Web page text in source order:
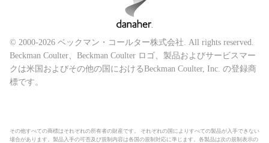
© 2000-2026 ベックマン・コールター株式会社. All rights reserved.
Beckman Coulter、Beckman Coulter ロゴ、製品およびサービスマー
クは米国およびその他の国におけるBeckman Coulter, Inc. の登録商
標です。
その他すべての商標はそれぞれの所有者の財産です。 それぞれの国によりすべての製品が入手できない
場合があります。製品入手の可否及び規制内容は各国の規制対応に準じます。各製品は次の規制表示の